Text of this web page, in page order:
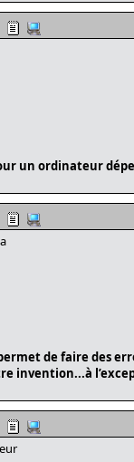
un ordinateur
de faire des
invention...à